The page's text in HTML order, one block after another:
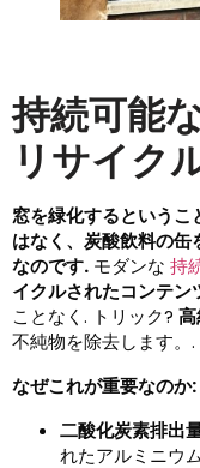
持続可能
リサイク
窓を緑化するという
はなく、炭酸飲料の缶
なのです. モダンな 持
イクルされたコンテン
ことなく. トリック?
不純物を除去します。.
なぜこれが重要なのか:
二酸化炭素排出
れたアルミニウ